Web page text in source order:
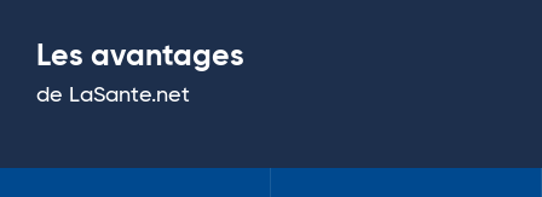
Les avantages
de LaSante.net